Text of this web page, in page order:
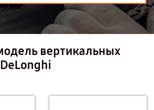
вертикальных